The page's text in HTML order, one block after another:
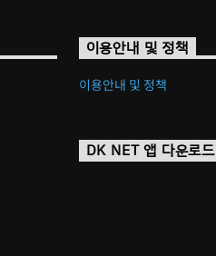
이용안내 및 정책
이용안내 및 정책
DK NET 앱 다운로드